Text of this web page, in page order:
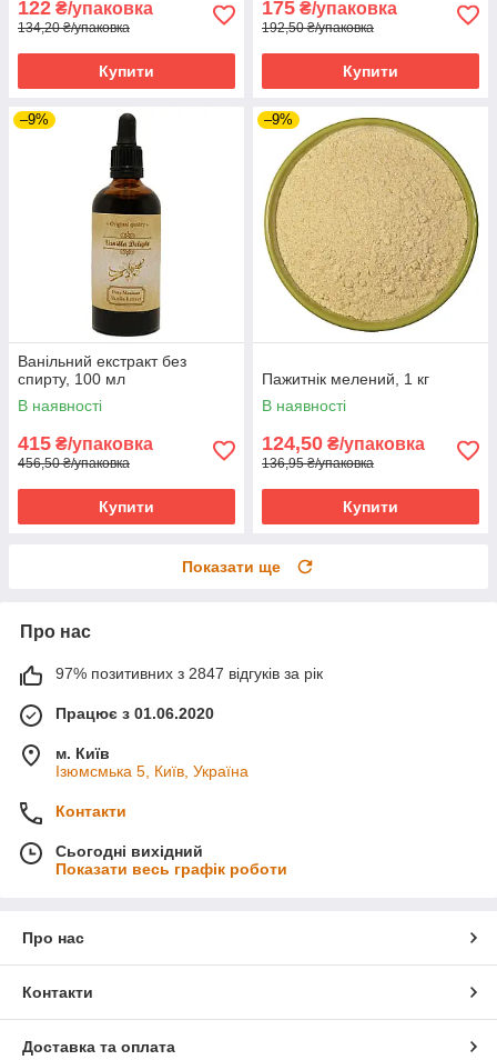
122 ₴/упаковка
134,20 ₴/упаковка
Купити
175 ₴/упаковка
192,50 ₴/упаковка
Купити
–9%
Ванільний екстракт без
спирту, 100 мл
В наявності
415 ₴/упаковка
456,50 ₴/упаковка
Купити
–9%
Пажитнік мелений, 1 кг
В наявності
124,50 ₴/упаковка
136,95 ₴/упаковка
Купити
Показати ще
Про нас
97% позитивних з 2847 відгуків за рік
Працює з 01.06.2020
м. Київ
Ізюмсмька 5, Київ, Україна
Контакти
Сьогодні вихідний
Показати весь графік роботи
Про нас
Контакти
Доставка та оплата